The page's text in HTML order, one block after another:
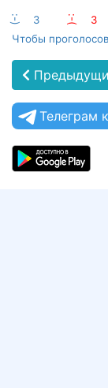
:-) 3 :-(
3
Чтобы
Телеграм